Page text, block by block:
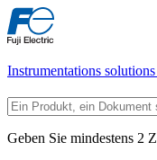
Instrumentations
Geben Sie mindestens 2